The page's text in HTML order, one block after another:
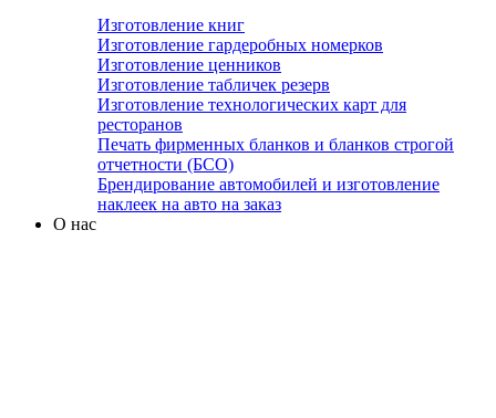
Изготовление книг
Изготовление гардеробных номерков
Изготовление ценников
Изготовление табличек резерв
Изготовление технологических карт для
ресторанов
Печать фирменных бланков и бланков строгой
отчетности (БСО)
Брендирование автомобилей и изготовление
наклеек на авто на заказ
О нас